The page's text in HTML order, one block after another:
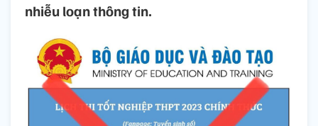
nhiễu loạn thông tin.